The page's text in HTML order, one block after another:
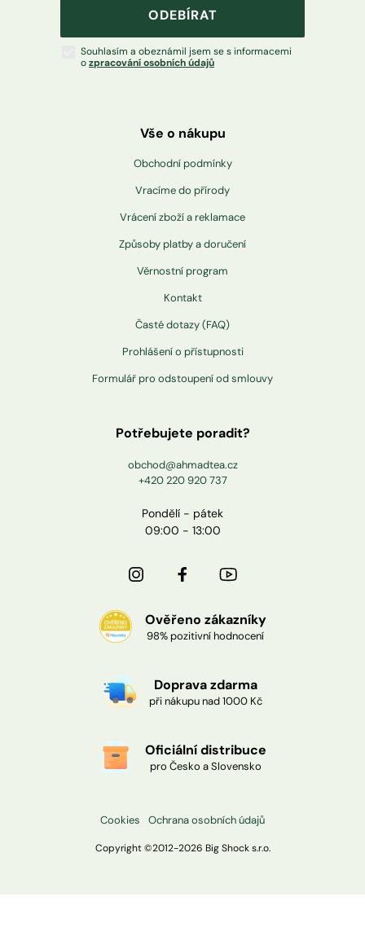
ODEBÍRAT
Souhlasím a obeznámil jsem se s informacemi
ozpracování osobních údajů
Vše o nákupu
Obchodní podmínky
Vracíme do přírody
Vrácení zboží a reklamace
Způsoby platby a doručení
Věrnostní program
Kontakt
Časté dotazy (FAQ)
Prohlášení o přístupnosti
Formulář pro odstoupení od smlouvy
Potřebujete poradit?
obchod@ahmadtea.cz
+420 220 920 737
Pondělí - pátek
09:00 - 13:00
Ověřeno zákazníky
98% pozitivní hodnocení
Doprava zdarma
při nákupu nad 1000 Kč
Oficiální distribuce
pro Česko a Slovensko
Cookies Ochrana osobních údajů
Copyright ©2012-2026 Big Shock s.r.o.